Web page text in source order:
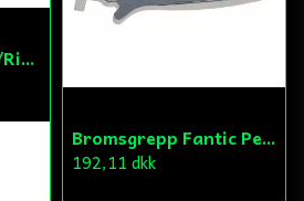
Bromsgrepp Derbi/Rieju/Peugeot
Bromsgrepp Fantic Performance 20-
192,11 dkk